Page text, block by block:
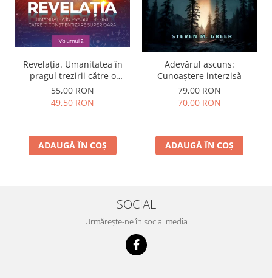
Revelația. Umanitatea în
pragul trezirii către o
conştientizare superioară,
volumul 2
55,00 RON
49,50 RON
ADAUGĂ ÎN COȘ
Adevărul ascuns:
Cunoaștere interzisă
79,00 RON
70,00 RON
ADAUGĂ ÎN COȘ
SOCIAL
Urmărește-ne în social media